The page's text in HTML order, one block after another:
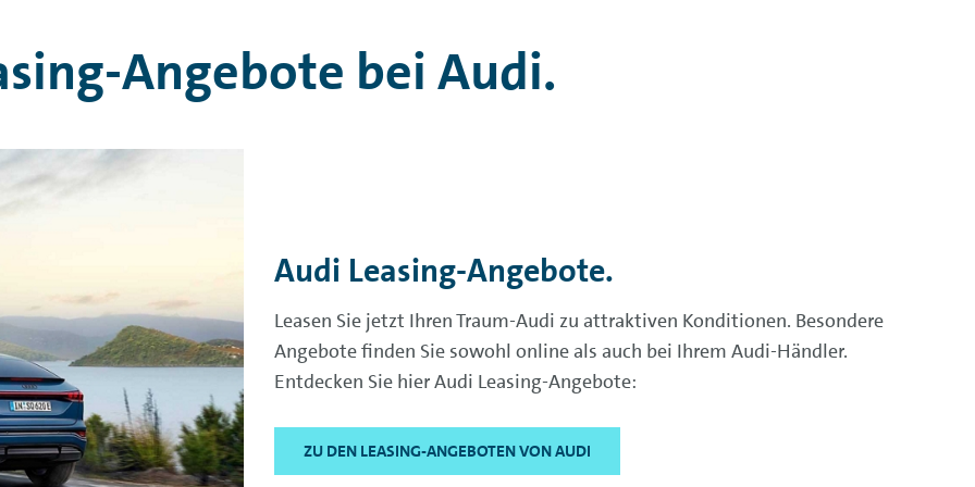
Angebote bei Audi.
Audi Leasing-Angebote.
Leasen Sie jetzt Ihren Traum-Audi zu attraktiven Konditionen. Besondere
Angebote finden Sie sowohl online als auch bei Ihrem Audi-Händler.
Entdecken Sie hier Audi Leasing-Angebote:
ZU DEN LEASING-ANGEBOTEN VON AUDI